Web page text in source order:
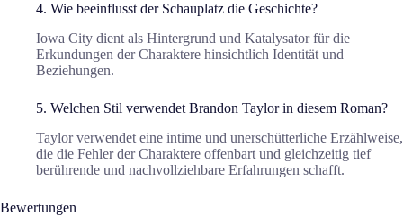
4. Wie beeinflusst der Schauplatz die Geschichte?
Iowa City dient als Hintergrund und Katalysator für die
Erkundungen der Charaktere hinsichtlich Identität und
Beziehungen.
5. Welchen Stil verwendet Brandon Taylor in diesem Roman?
Taylor verwendet eine intime und unerschütterliche Erzählweise,
die die Fehler der Charaktere offenbart und gleichzeitig tief
berührende und nachvollziehbare Erfahrungen schafft.
Bewertungen